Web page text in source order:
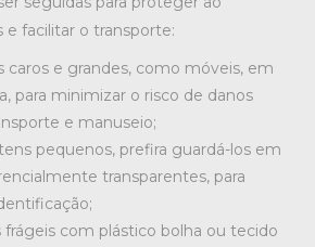
e facilitar o transporte:
caros e grandes, como móveis, em
para minimizar o risco de danos
e manuseio;
pequenos, prefira guardá-los em
transparentes, para
frágeis com plástico bolha ou tecido